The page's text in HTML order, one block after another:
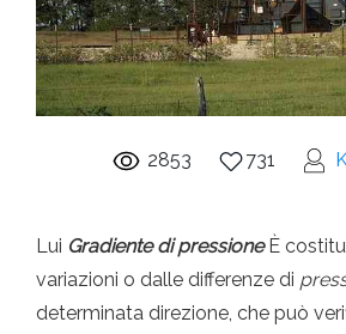
2853 731
Lui Gradiente di pressioneÈ
variazioni o dalle differenze di
determinata direzione, che può